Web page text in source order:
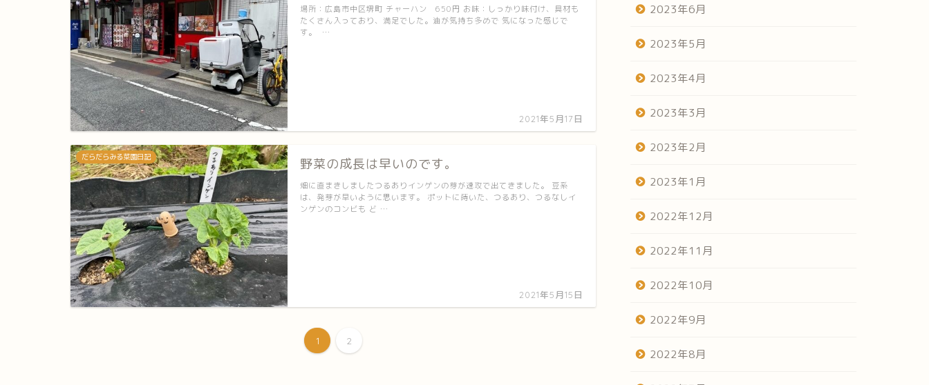
2021年5月17日
場所：広島市中区堺町 チャーハン 650円 お味：しっかり味付け、具材も
たくさん入っており、満足でした。油が気持ち多めで 気になった感じで
す。 …
だらだらみる菜園日記 野菜の成長は早いのです。
2021年5月15日
畑に直まきしましたつるありインゲンの芽が速攻で出てきました。 豆系
は、発芽が早いように思います。 ポットに蒔いた、つるあり、つるなしイ
ンゲンのコンビも ど …
1 2
2023年6月
2023年5月
2023年4月
2023年3月
2023年2月
2023年1月
2022年12月
2022年11月
2022年10月
2022年9月
2022年8月